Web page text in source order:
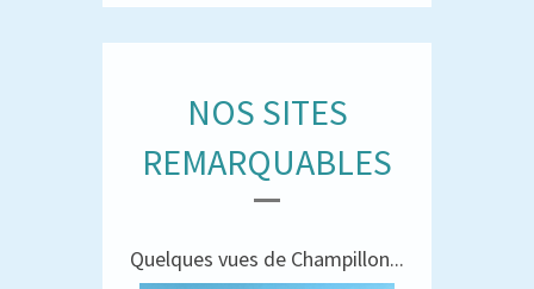
NOS SITES
REMARQUABLES
Quelques vues de Champillon...